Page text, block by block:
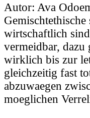
Autor: Ava
wirtschaftlich
vermeidbar, dazu
wirklich bis zur
gleichzeitig fast
abzuwaegen
moeglichen